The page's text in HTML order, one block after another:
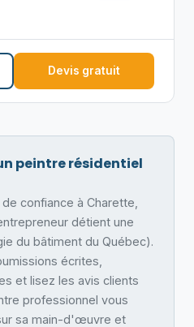
Devis gratuit
peintre résidentiel
confiance à Charette,
détient une
du bâtiment du Québec).
écrites,
et lisez les avis clients
professionnel vous
sa main-d'œuvre et